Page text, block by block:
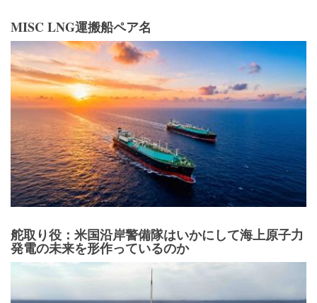
MISC LNG運搬船ペア名
舵取り役：米国沿岸警備隊はいかにして海上原子力
発電の未来を形作っているのか